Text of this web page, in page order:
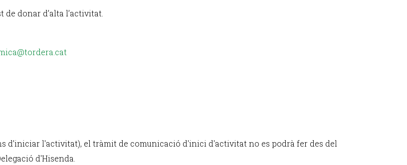
donar d’alta l’activitat.
d’iniciar l'activitat), el tràmit de comunicació d'inici d'activitat no es podrà fer des del
d'Hisenda.